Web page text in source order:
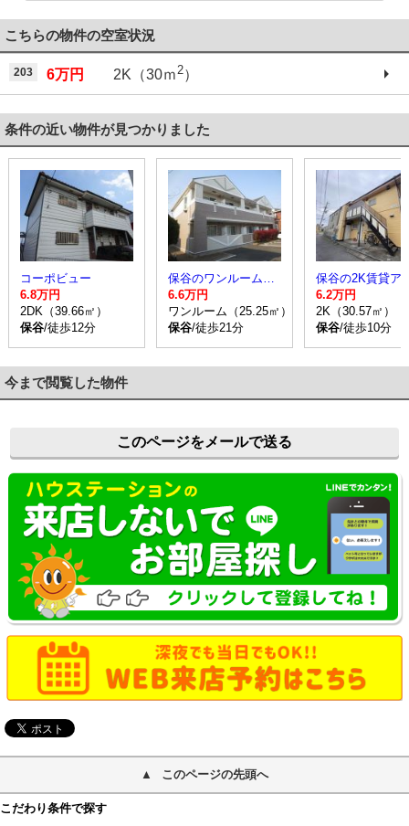
こちらの物件の空室状況
203 6万円 2K（30ｍ 2）
条件の近い物件が見つかりました
コーポビュー
6.8万円
2DK（39.66㎡）
保谷/徒歩12分
6.6万円
ワンルーム（25.25㎡）
保谷/徒歩21分
6.2万円
2K（30.57㎡）
保谷/徒歩10分
今まで閲覧した物件
このページをメールで送る
このページの先頭へ
こだわり条件で探す